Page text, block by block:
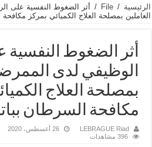
الرئيسية /
File
/ أثر الضغوط النفسية على
العاملين بمصلحة العلاج الكميائي بمركز مكافحة
أثر الضغوط النفسية
الوظيفي لدى
بمصلحة العلاج
مكافحة السرطان
LEBRAGUE Riad 26 أغسطس، 2020
396 مشاهدات